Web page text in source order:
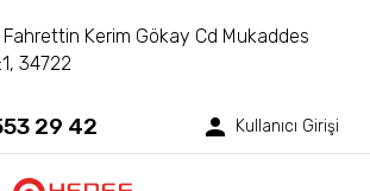
Kerim Gökay Cd Mukaddes
34722
29 42 Kullanıcı Girişi